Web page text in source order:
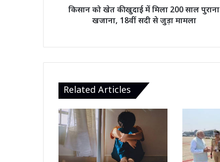
पुराना
खजाना,
से
किसान को खेत की खुदाई में मिला 200 साल पुराना
खजाना, 18वीं सदी से जुड़ा मामला
Related Articles